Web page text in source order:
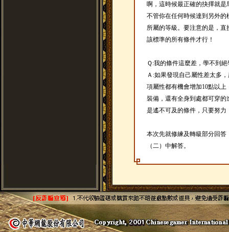
啊，這時候最正確的抉擇就
不管你在任何時候達到另外
所屬的等級。要注意的是，
該標準的所有條件才行！
Ｑ:我的條件這麼差，學不到
Ａ:如果發現自己屬性差太多
項屬性都有機會增加10點以
裝備，還有全身到處都可穿
是遙不可及的條件，只要努
本次先就修練及轉級部分回
（二）中解答。